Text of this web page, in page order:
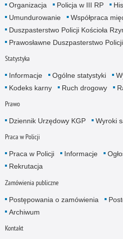
Organizacja
Policja w III RP
Umundurowanie
Współpraca
Duszpasterstwo Policji Kościoła
Prawosławne Duszpasterstwo Policji
Statystyka
Informacje Ogólne statystyki
Kodeks karny
Ruch drogowy
Prawo
Dziennik Urzędowy KGP Wyroki
Praca w Policji
Praca w Policji Informacje
Rekrutacja
Zamówienia publiczne
Postępowania o zamówienia
Archiwum
Kontakt